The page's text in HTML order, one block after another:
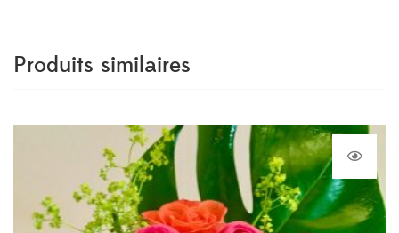
Produits similaires